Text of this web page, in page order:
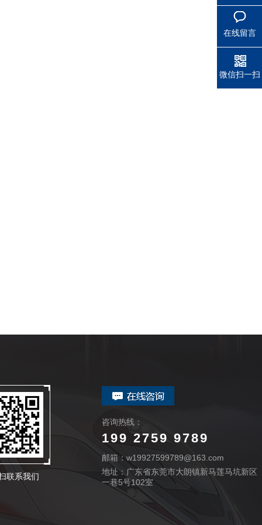
联系我们
咨询热线：
199 2759 9789
邮箱：w19927599789@163.com
地址：广东省东莞市大朗镇新马莲马坑新区
一巷5号102室
在线留言
微信扫一扫